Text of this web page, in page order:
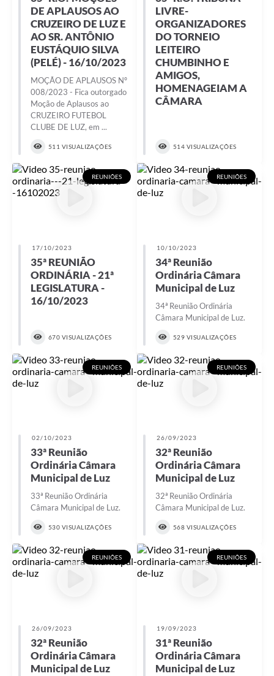
DE APLAUSOS AO
CRUZEIRO DE LUZ E
AO SR. ANTÔNIO
EUSTÁQUIO SILVA
(PELÉ) - 16/10/2023
MOÇÃO DE APLAUSOS Nº
008/2023 - Fica outorgado
Moção de Aplausos ao
CRUZEIRO FUTEBOL
CLUBE DE LUZ, em ...
511 VISUALIZAÇÕES
LIVRE-
ORGANIZADORES
DO TORNEIO
LEITEIRO
CHUMBINHO E
AMIGOS,
HOMENAGEIAM A
CÂMARA
514 VISUALIZAÇÕES
REUNIÕES
17/10/2023
35ª REUNIÃO
ORDINÁRIA - 21ª
LEGISLATURA -
16/10/2023
670 VISUALIZAÇÕES
REUNIÕES
10/10/2023
34ª Reunião
Ordinária Câmara
Municipal de Luz
34ª Reunião Ordinária
Câmara Municipal de Luz.
529 VISUALIZAÇÕES
REUNIÕES
02/10/2023
33ª Reunião
Ordinária Câmara
Municipal de Luz
33ª Reunião Ordinária
Câmara Municipal de Luz.
530 VISUALIZAÇÕES
REUNIÕES
26/09/2023
32ª Reunião
Ordinária Câmara
Municipal de Luz
32ª Reunião Ordinária
Câmara Municipal de Luz.
568 VISUALIZAÇÕES
REUNIÕES
26/09/2023
32ª Reunião
Ordinária Câmara
Municipal de Luz
REUNIÕES
19/09/2023
31ª Reunião
Ordinária Câmara
Municipal de Luz